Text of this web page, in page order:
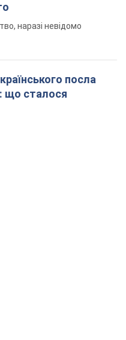
наразі невідомо
посла
що сталося